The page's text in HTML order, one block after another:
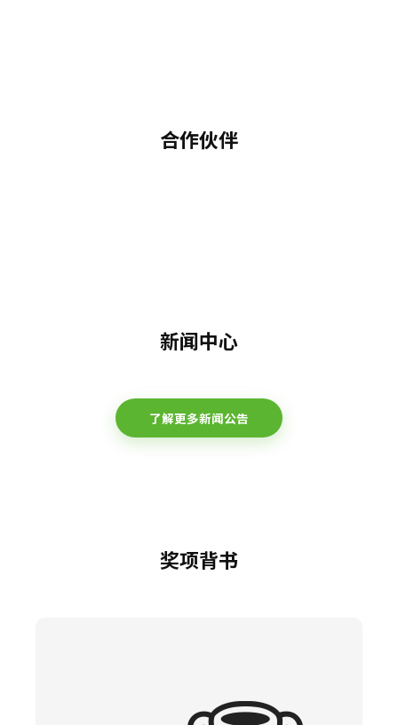
合作伙伴
新闻中心
了解更多新闻公告
奖项背书